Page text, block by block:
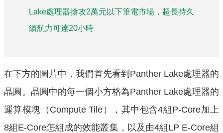
Lake處理器搶攻2萬元以下筆電市場，超長持久
續航力可達20小時
在下方的圖片中，我們首先看到Panther Lake處理器的
晶圓。晶圓中的每一個小方格為Panther Lake處理器的
運算模塊（Compute Tile），其中包含4組P-Core加上
8組E-Core怎組成的效能叢集，以及由4組LP E-Core組